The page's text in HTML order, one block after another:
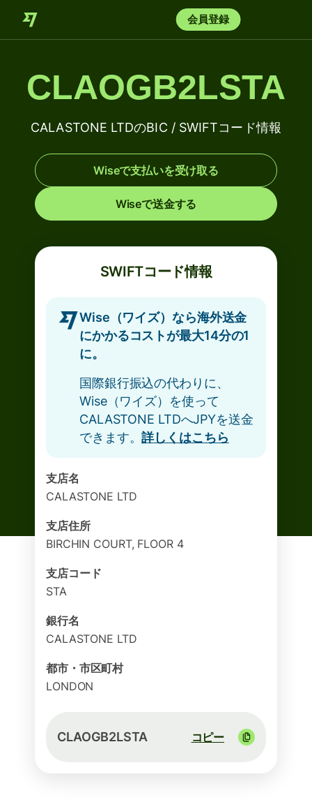
会員登録
CLAOGB2LSTA
CALASTONE LTDのBIC / SWIFTコード情報
Wiseで支払いを受け取る
Wiseで送金する
SWIFTコード情報
Wise（ワイズ）なら海外送金
にかかるコストが最大14分の1
に。
国際銀行振込の代わりに、
Wise（ワイズ）を使って
CALASTONE LTDへJPYを送金
できます。詳しくはこちら
支店名
CALASTONE LTD
支店住所
BIRCHIN COURT, FLOOR 4
支店コード
STA
銀行名
CALASTONE LTD
都市・市区町村
LONDON
CLAOGB2LSTA コピー